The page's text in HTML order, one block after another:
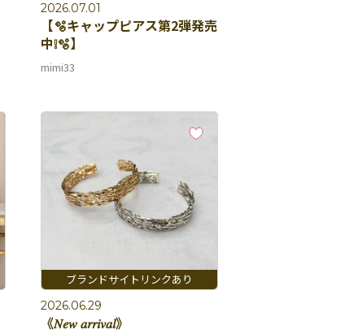
2026.07.01
【🫧キャップピアス第2弾発売
中❕🫧】
mimi33
2026.06.29
《𝑁𝑒𝑤 𝑎𝑟𝑟𝑖𝑣𝑎𝑙》